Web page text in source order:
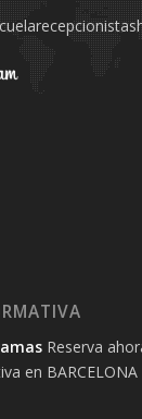
Reserva
en BARCELONA